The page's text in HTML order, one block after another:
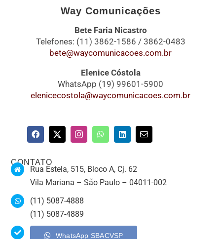
Way Comunicações
Bete Faria Nicastro
Telefones: (11) 3862-1586 / 3862-0483
bete@waycomunicacoes.com.br
Elenice Cóstola
WhatsApp (19) 99601-5900
elenicecostola@waycomunicacoes.com.br
CONTATO
Rua Estela, 515, Bloco A, Cj. 62
Vila Mariana – São Paulo – 04011-002
(11) 5087-4888
(11) 5087-4889
WhatsApp SBACVSP